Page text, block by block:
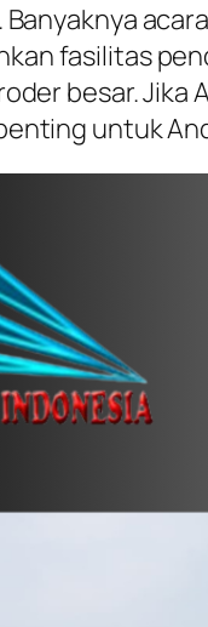
fasilitas
besar. Jika
untuk